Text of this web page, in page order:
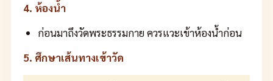
4. ห้องน้ำ
ก่อนมาถึงวัดพระธรรมกาย ควรแวะเข้าห้องน้ำก่อน
5. ศึกษาเส้นทางเข้าวัด